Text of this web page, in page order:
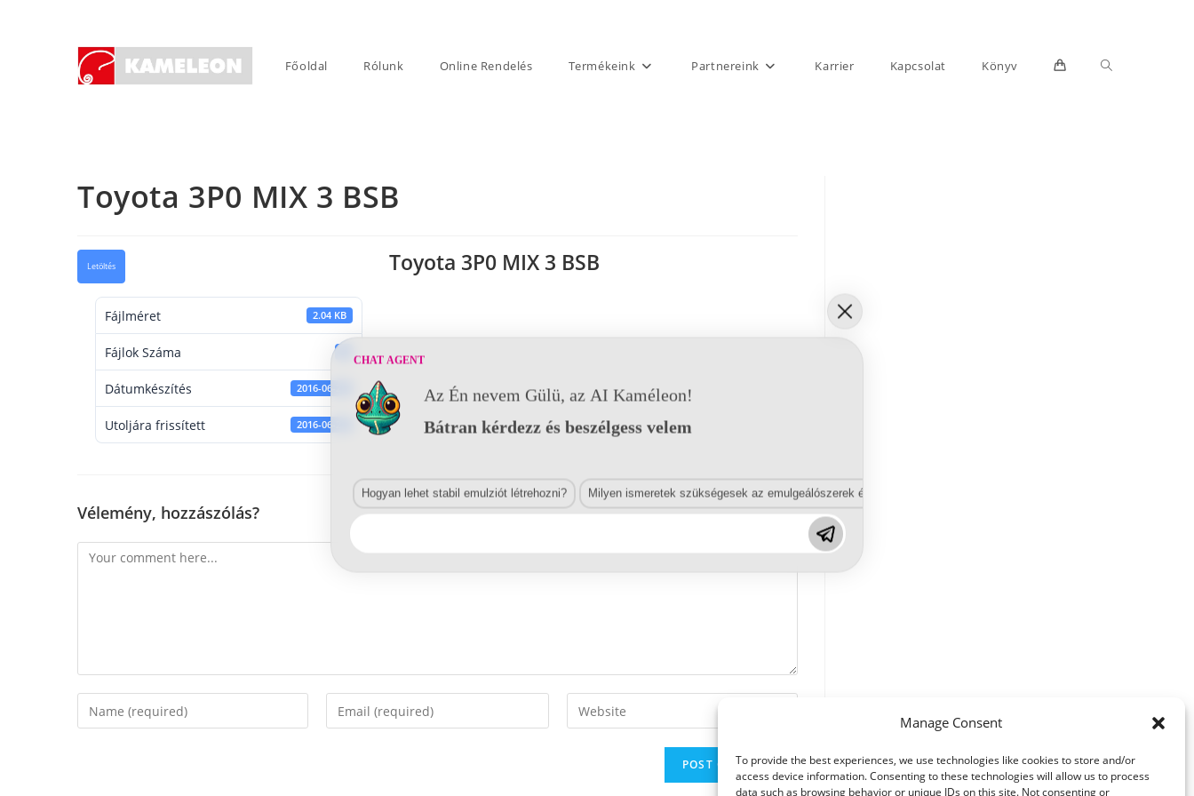
Manage Consent
To provide the best experiences, we use technologies like cookies to store and/or
access device information. Consenting to these technologies will allow us to process
data such as browsing behavior or unique IDs on this site. Not consenting or
Főoldal Rólunk Online Rendelés Termékeink Partnereink Karrier Kapcsolat Könyv Toggle
Toyota 3P0 MIX 3 BSB
Letöltés
Fájlméret 2.04 KB
Fájlok Száma
Dátumkészítés 2016-06-22
Utoljára frissített 2016-06-22
Toyota 3P0 MIX 3 BSB
Vélemény, hozzászólás?
Comment
Enter
your
Enter
your
Enter
your
CHAT AGENT
Az Én nevem Gülü, az AI Kaméleon!
Bátran kérdezz és beszélgess velem
Hogyan lehet stabil emulziót létrehozni? Milyen ismeretek szükségesek az emulgeálószerek és diszpergálószerek terén?